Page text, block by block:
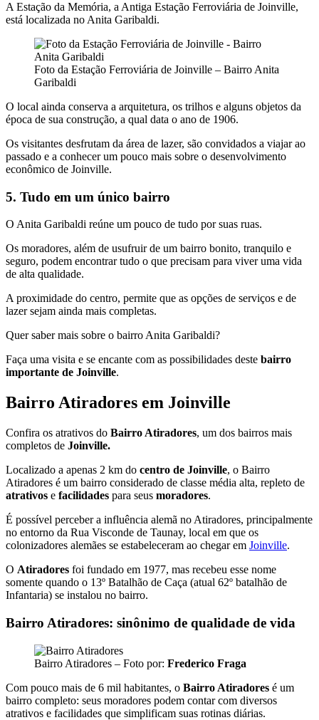
A Estação da Memória, a Antiga Estação Ferroviária de Joinville,
está localizada no Anita Garibaldi.
Foto da Estação Ferroviária de Joinville – Bairro Anita
Garibaldi
O local ainda conserva a arquitetura, os trilhos e alguns objetos da
época de sua construção, a qual data o ano de 1906.
Os visitantes desfrutam da área de lazer, são convidados a viajar ao
passado e a conhecer um pouco mais sobre o desenvolvimento
econômico de Joinville.
5. Tudo em um único bairro
O Anita Garibaldi reúne um pouco de tudo por suas ruas.
Os moradores, além de usufruir de um bairro bonito, tranquilo e
seguro, podem encontrar tudo o que precisam para viver uma vida
de alta qualidade.
A proximidade do centro, permite que as opções de serviços e de
lazer sejam ainda mais completas.
Quer saber mais sobre o bairro Anita Garibaldi?
Faça uma visita e se encante com as possibilidades deste bairro
importante de Joinville.
Bairro Atiradores em Joinville
Confira os atrativos do Bairro Atiradores, um dos bairros mais
completos de Joinville.
Localizado a apenas 2 km do centro de Joinville, o Bairro
Atiradores é um bairro considerado de classe média alta, repleto de
atrativos e facilidades para seus moradores.
É possível perceber a influência alemã no Atiradores, principalmente
no entorno da Rua Visconde de Taunay, local em que os
colonizadores alemães se estabeleceram ao chegar em Joinville.
O Atiradores foi fundado em 1977, mas recebeu esse nome
somente quando o 13º Batalhão de Caça (atual 62º batalhão de
Infantaria) se instalou no bairro.
Bairro Atiradores: sinônimo de qualidade de vida
Bairro Atiradores – Foto por: Frederico Fraga
Com pouco mais de 6 mil habitantes, o Bairro Atiradores é um
bairro completo: seus moradores podem contar com diversos
atrativos e facilidades que simplificam suas rotinas diárias.